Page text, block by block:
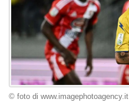
© foto di www.imagephotoagency.it